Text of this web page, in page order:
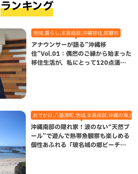
ランキング
地域,暮らし,本島南部,沖縄移住,那覇市
アナウンサーが語る”沖縄移
住”Vol.01：偶然のご縁から始まった
移住生活が、私にとって120点満点
おでかけ,八重瀬町,地域,本島南部,沖縄の海,自
沖縄南部の隠れ家！波のない“天然プ
ール”で遊んで熱帯魚観察も楽しめる
個性あふれる「玻名城の郷ビーチ」